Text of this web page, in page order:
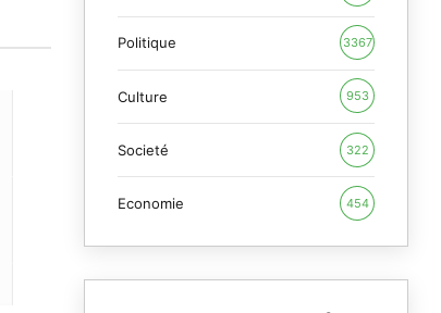
Politique 3367
Culture 953
Societé 322
Economie 454